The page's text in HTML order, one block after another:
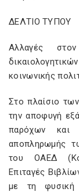
ΔΕΛΤΙΟ ΤΥΠΟΥ
Αλλαγές
κοινωνικής
Στο πλαίσιο
την αποφυγή
παρόχων και
αποπληρωμής
του ΟΑΕΔ
Επιταγές
με τη φυσική